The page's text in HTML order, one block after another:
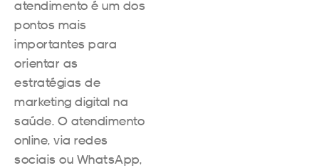
atendimento é um dos
pontos mais
importantes para
orientar as
estratégias de
marketing digital na
saúde. O atendimento
online, via redes
sociais ou WhatsApp,